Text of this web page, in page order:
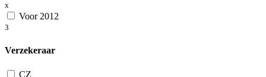
x
Voor 2012
3
Verzekeraar
CZ